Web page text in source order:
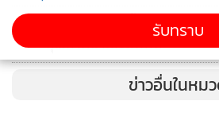
คพ.เล็งใช้โดรนขึ้นบินหาต้นตอ
ข่าวอื่นในหม
รับทราบ